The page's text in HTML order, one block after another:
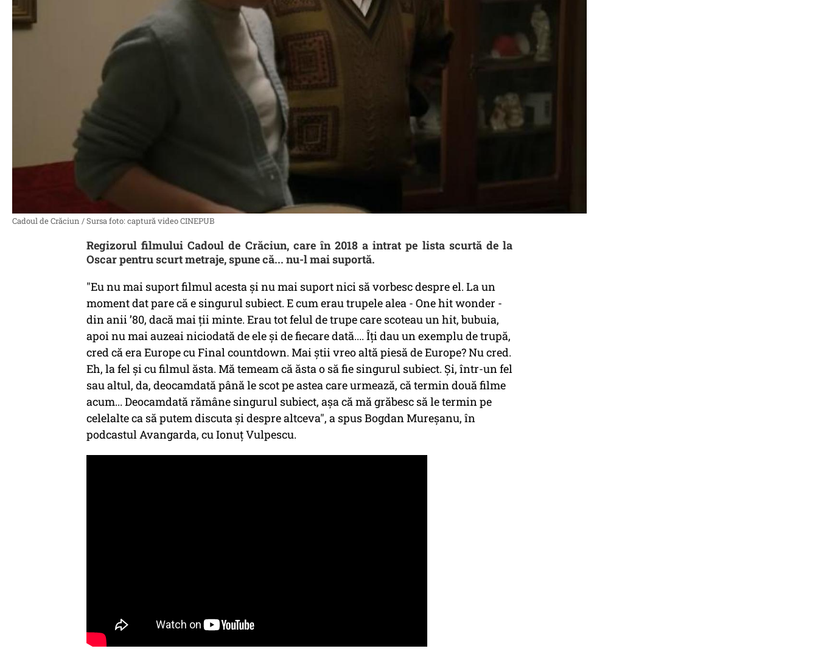
Cadoul de Crăciun / Sursa foto: captură video CINEPUB
Regizorul filmului Cadoul de Crăciun, care în 2018 a intrat pe lista scurtă de la
Oscar pentru scurt metraje, spune că... nu-l mai suportă.
"Eu nu mai suport filmul acesta și nu mai suport nici să vorbesc despre el. La un
moment dat pare că e singurul subiect. E cum erau trupele alea - One hit wonder -
din anii ’80, dacă mai ții minte. Erau tot felul de trupe care scoteau un hit, bubuia,
apoi nu mai auzeai niciodată de ele și de fiecare dată.... Îți dau un exemplu de trupă,
cred că era Europe cu Final countdown. Mai știi vreo altă piesă de Europe? Nu cred.
Eh, la fel și cu filmul ăsta. Mă temeam că ăsta o să fie singurul subiect. Și, într-un fel
sau altul, da, deocamdată până le scot pe astea care urmează, că termin două filme
acum... Deocamdată rămâne singurul subiect, așa că mă grăbesc să le termin pe
celelalte ca să putem discuta și despre altceva", a spus Bogdan Mureșanu, în
podcastulAvangarda, cu Ionuț Vulpescu.